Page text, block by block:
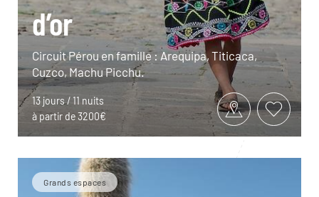
d’or
Circuit Pérou en famille : Arequipa, Titicaca,
Cuzco, Machu Picchu.
13 jours / 11 nuits
à partir de 3200€
Grands espaces